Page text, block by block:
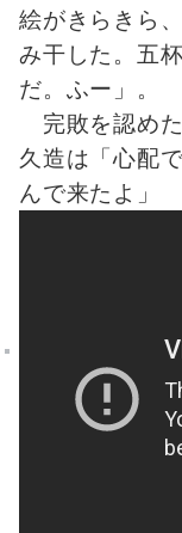
絵がきらきら
み干した。五
だ。ふー」。
完敗を認め
久造は「心配
んで来たよ」